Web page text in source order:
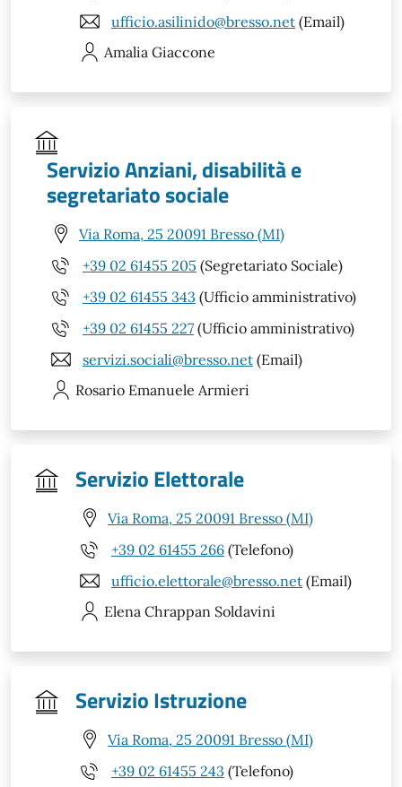
ufficio.asilinido@bresso.net (Email)
Amalia Giaccone
Servizio Anziani, disabilità e
segretariato sociale
Via Roma, 25 20091 Bresso (MI)
+39 02 61455 205 (Segretariato Sociale)
+39 02 61455 343 (Ufficio amministrativo)
+39 02 61455 227 (Ufficio amministrativo)
servizi.sociali@bresso.net (Email)
Rosario Emanuele Armieri
Servizio Elettorale
Via Roma, 25 20091 Bresso (MI)
+39 02 61455 266 (Telefono)
ufficio.elettorale@bresso.net (Email)
Elena Chrappan Soldavini
Servizio Istruzione
Via Roma, 25 20091 Bresso (MI)
+39 02 61455 243 (Telefono)